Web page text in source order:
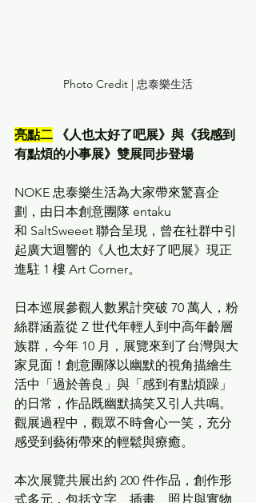
Photo Credit | 忠泰樂生活
亮點二 《人也太好了吧展》與《我感到
有點煩的小事展》雙展同步登場
NOKE 忠泰樂生活為大家帶來驚喜企
劃，由日本創意團隊 entaku
和 SaltSweeet 聯合呈現，曾在社群中引
起廣大迴響的《人也太好了吧展》現正
進駐 1 樓 Art Corner。
日本巡展參觀人數累計突破 70 萬人，粉
絲群涵蓋從 Z 世代年輕人到中高年齡層
族群，今年 10 月，展覽來到了台灣與大
家見面！創意團隊以幽默的視角描繪生
活中「過於善良」與「感到有點煩躁」
的日常，作品既幽默搞笑又引人共鳴。
觀展過程中，觀眾不時會心一笑，充分
感受到藝術帶來的輕鬆與療癒。
本次展覽共展出約 200 件作品，創作形
式多元，包括文字、插畫、照片與實物